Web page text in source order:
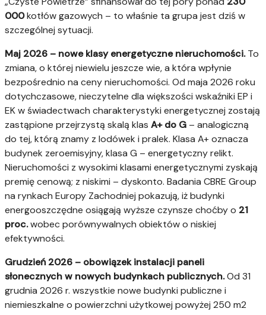
000kotłów gazowych – to właśnie ta grupa jest dziś w
szczególnej sytuacji.
Maj 2026 – nowe klasy energetyczne nieruchomości.To
zmiana, o której niewielu jeszcze wie, a która wpłynie
bezpośrednio na ceny nieruchomości. Od maja 2026 roku
dotychczasowe, nieczytelne dla większości wskaźniki EP i
EK w świadectwach charakterystyki energetycznej zostają
zastąpione przejrzystą skalą klas A+ do G – analogiczną
do tej, którą znamy z lodówek i pralek. Klasa A+ oznacza
budynek zeroemisyjny, klasa G – energetyczny relikt.
Nieruchomości z wysokimi klasami energetycznymi zyskają
premię cenową; z niskimi – dyskonto. Badania CBRE Group
na rynkach Europy Zachodniej pokazują, iż budynki
energooszczędne osiągają wyższe czynsze choćby o 21
proc.wobec porównywalnych obiektów o niskiej
efektywności.
Grudzień 2026 – obowiązek instalacji paneli
słonecznych w nowych budynkach publicznych.Od 31
grudnia 2026 r. wszystkie nowe budynki publiczne i
niemieszkalne o powierzchni użytkowej powyżej 250 m2